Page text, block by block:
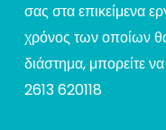
σας στα επικείμενα
χρόνος των οποίων
διάστημα, μπορείτε
2613 620118